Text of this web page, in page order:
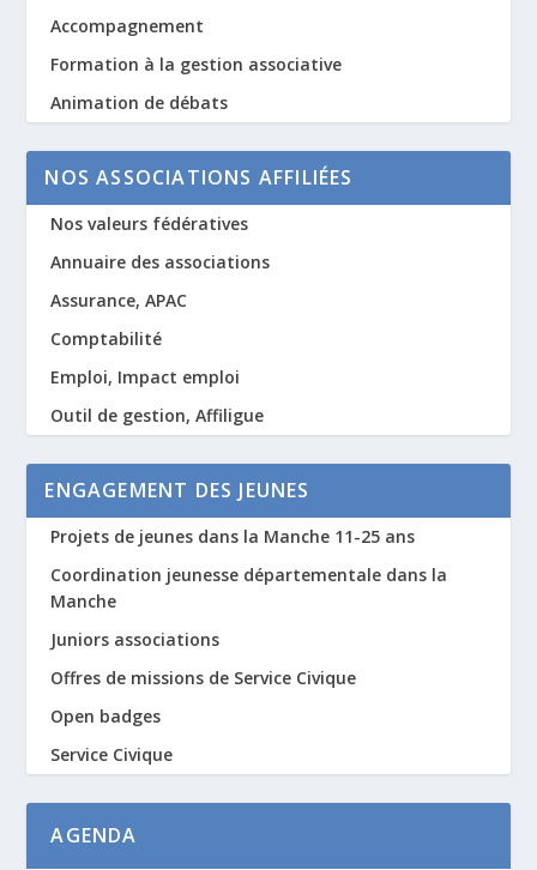
Accompagnement
Formation à la gestion associative
Animation de débats
NOS ASSOCIATIONS AFFILIÉES
Nos valeurs fédératives
Annuaire des associations
Assurance, APAC
Comptabilité
Emploi, Impact emploi
Outil de gestion, Affiligue
ENGAGEMENT DES JEUNES
Projets de jeunes dans la Manche 11-25 ans
Coordination jeunesse départementale dans la
Manche
Juniors associations
Offres de missions de Service Civique
Open badges
Service Civique
AGENDA